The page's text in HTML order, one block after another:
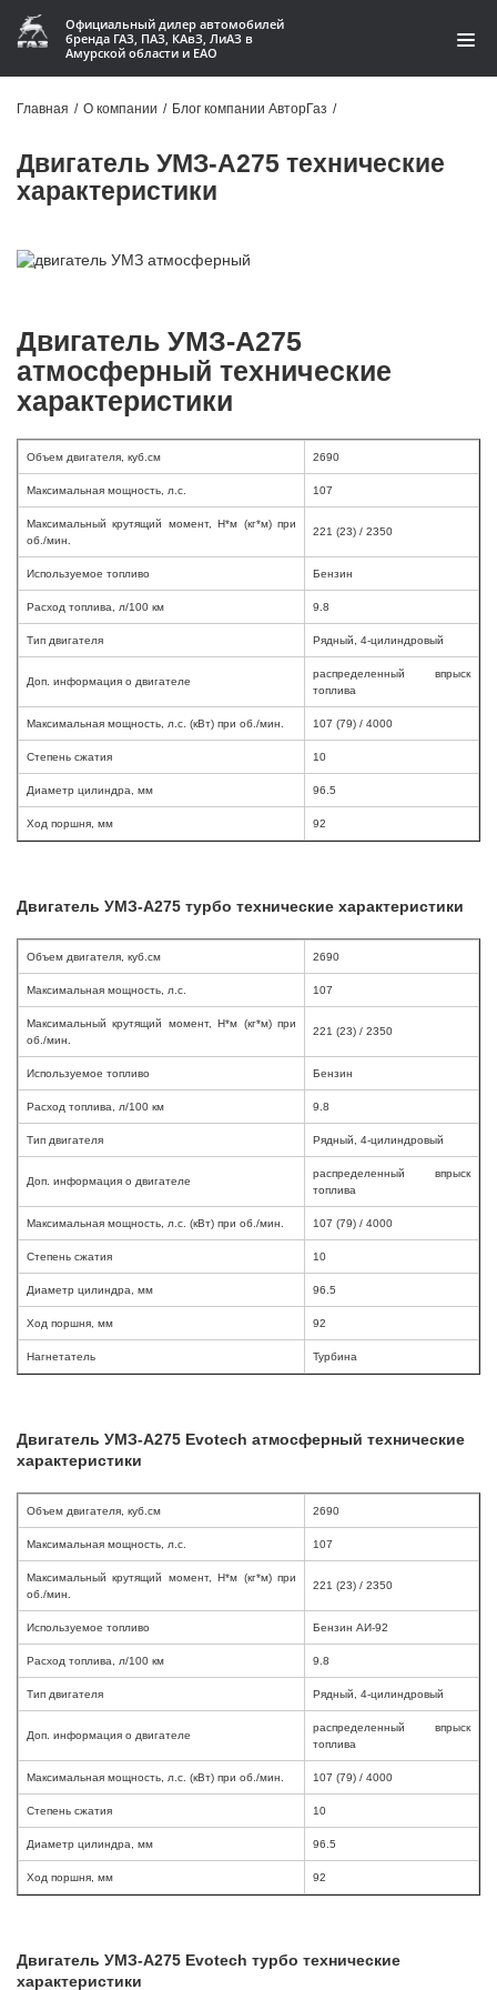
Официальный дилер автомобилей
бренда ГАЗ, ПАЗ, КАвЗ, ЛиАЗ в
Амурской области и ЕАО
Запчасти
Услуги и сервис
О компании
Контакты
Производство автофургонов
Автомобили
+7 (4162) 22-95-09
Запчасти
+7 (4162) 22-95-79
Сервисный центр
График работы: ПН-ПТ с 8.30 до 18.00 (+6 по МСК)
График работы сервис: ПН-СБ с 8.30 до 20.00
Главная / О компании / Блог компании АвторГаз /
Двигатель УМЗ-А275 технические
характеристики
Двигатель УМЗ-А275
атмосферный технические
характеристики
Объем двигателя, куб.см 2690
Максимальная мощность, л.с. 107
Максимальный крутящий момент, Н*м (кг*м) при
об./мин.
221 (23) / 2350
Используемое топливо Бензин
Расход топлива, л/100 км 9.8
Тип двигателя Рядный, 4-цилиндровый
Доп. информация о двигателе
распределенный впрыск
топлива
Максимальная мощность, л.с. (кВт) при об./мин. 107 (79) / 4000
Степень сжатия 10
Диаметр цилиндра, мм 96.5
Ход поршня, мм 92
Двигатель УМЗ-А275 турбо технические характеристики
Объем двигателя, куб.см 2690
Максимальная мощность, л.с. 107
Максимальный крутящий момент, Н*м (кг*м) при
об./мин.
221 (23) / 2350
Используемое топливо Бензин
Расход топлива, л/100 км 9.8
Тип двигателя Рядный, 4-цилиндровый
Доп. информация о двигателе
распределенный впрыск
топлива
Максимальная мощность, л.с. (кВт) при об./мин. 107 (79) / 4000
Степень сжатия 10
Диаметр цилиндра, мм 96.5
Ход поршня, мм 92
Нагнетатель Турбина
Двигатель УМЗ-А275 Evotech атмосферный технические
характеристики
Объем двигателя, куб.см 2690
Максимальная мощность, л.с. 107
Максимальный крутящий момент, Н*м (кг*м) при
об./мин.
221 (23) / 2350
Используемое топливо Бензин АИ-92
Расход топлива, л/100 км 9.8
Тип двигателя Рядный, 4-цилиндровый
Доп. информация о двигателе
распределенный впрыск
топлива
Максимальная мощность, л.с. (кВт) при об./мин. 107 (79) / 4000
Степень сжатия 10
Диаметр цилиндра, мм 96.5
Ход поршня, мм 92
Двигатель УМЗ-А275 Evotech турбо технические
характеристики